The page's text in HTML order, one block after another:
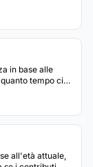
in base alle
tempo ci
all'età attuale,